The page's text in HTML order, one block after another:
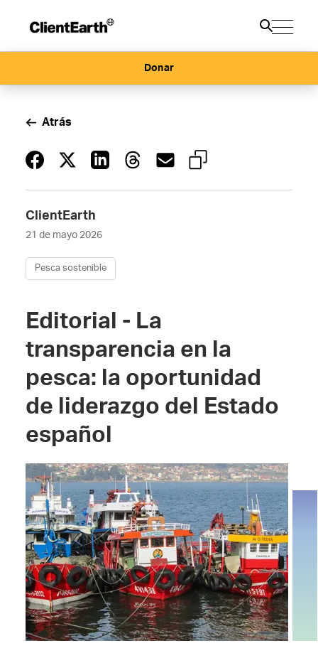
Donar
ClientEarth
21 de mayo 2026
Pesca sostenible
Atrás
Editorial - La
transparencia en la
pesca: la oportunidad
de liderazgo del Estado
español